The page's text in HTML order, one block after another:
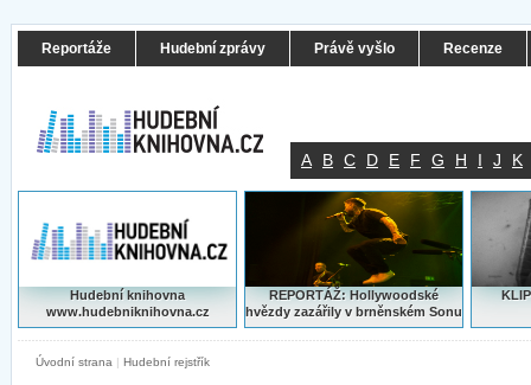
Reportáže Hudební zprávy Právě vyšlo Recenze
A B C D E F G H I J K
Hudební knihovna
www.hudebniknihovna.cz
REPORTÁŽ: Hollywoodské
hvězdy zazářily v brněnském Sonu
Úvodní strana | Hudební rejstřík